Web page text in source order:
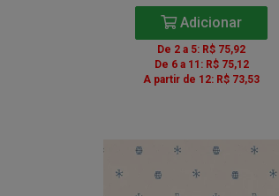
Adicionar
De 2 a 5: R$ 75,92
De 6 a 11: R$ 75,12
A partir de 12: R$ 73,53